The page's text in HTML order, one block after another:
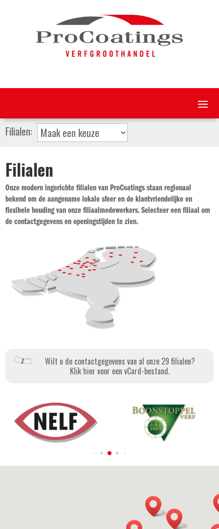
Filialen:
Filialen
Onze modern ingerichte filialen van ProCoatings staan regionaal
bekend om de aangename lokale sfeer en de klantvriendelijke en
flexibele houding van onze filiaalmedewerkers. Selecteer een filiaal om
de contactgegevens en openingstijden te zien.
Wilt u de contactgegevens van al onze 29 filialen?
Klik hier voor een vCard-bestand.